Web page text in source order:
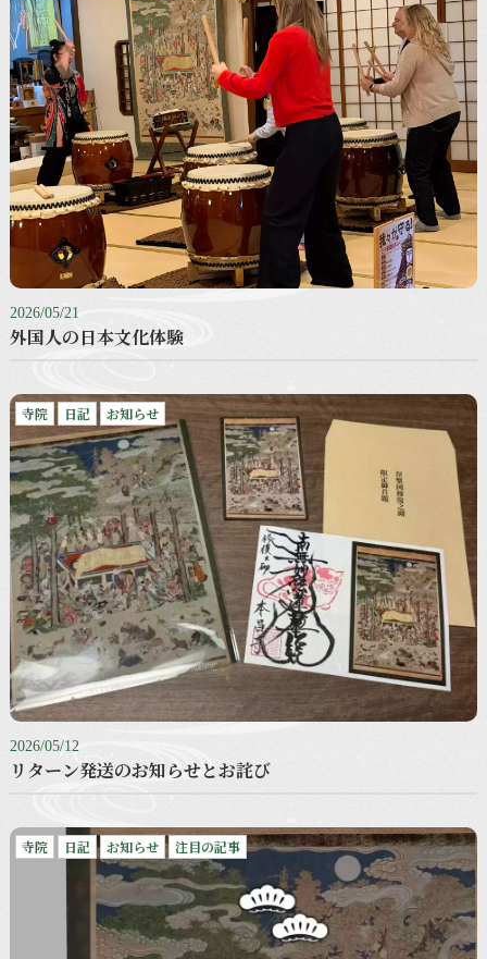
2026/05/21
外国人の日本文化体験
寺院 日記 お知らせ
2026/05/12
リターン発送のお知らせとお詫び
寺院 日記 お知らせ 注目の記事